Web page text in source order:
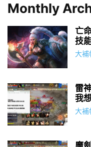
Monthly
亡
技
大補
雷
我
大補